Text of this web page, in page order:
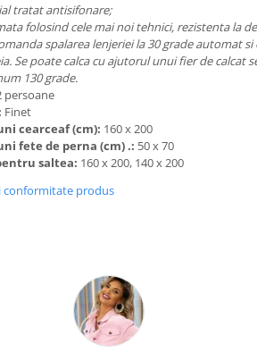
tratat antisifonare;
folosind cele mai noi tehnici, rezistenta la
spalarea lenjeriei la 30 grade automat
Se poate calca cu ajutorul unui fier de calcat
130 grade.
persoane
Finet
cearceaf (cm): 160 x 200
fete de perna (cm) .: 50 x 70
saltea: 160 x 200, 140 x 200
conformitate produs